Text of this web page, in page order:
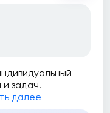
задач.
далее